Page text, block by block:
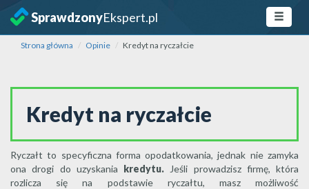
SprawdzonyEkspert.pl
Strona główna Opinie Kredyt na ryczałcie
Kredyt na ryczałcie
Ryczałt to specyficzna forma opodatkowania, jednak nie zamyka
ona drogi do uzyskania kredytu. Jeśli prowadzisz firmę, która
rozlicza się na podstawie ryczałtu, masz możliwość